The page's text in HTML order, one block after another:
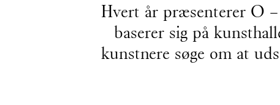
Hvert år præsenterer O
baserer sig på
kunstnere søge om at